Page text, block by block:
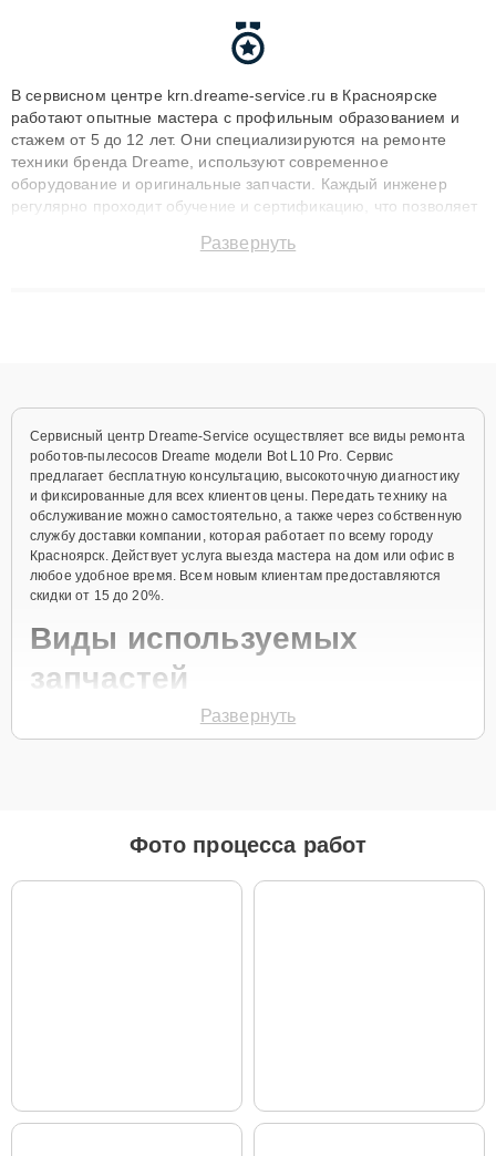
В сервисном центре krn.dreame-service.ru в Красноярске
работают опытные мастера с профильным образованием и
стажем от 5 до 12 лет. Они специализируются на ремонте
техники бренда Dreame, используют современное
оборудование и оригинальные запчасти. Каждый инженер
регулярно проходит обучение и сертификацию, что позволяет
технику с сохранением гарантии до 3 лет. Наши мастера
Развернуть
Сервисный центр Dreame-Service осуществляет все виды ремонта
роботов-пылесосов Dreame модели Bot L10 Pro. Сервис
предлагает бесплатную консультацию, высокоточную диагностику
и фиксированные для всех клиентов цены. Передать технику на
обслуживание можно самостоятельно, а также через собственную
службу доставки компании, которая работает по всему городу
Красноярск. Действует услуга выезда мастера на дом или офис в
любое удобное время. Всем новым клиентам предоставляются
скидки от 15 до 20%.
Виды используемых
запчастей
Для ремонта робота-пылесоса модели Bot L10 Pro предлагаются
Как определиться с выбором запчастей:
Если устройство свежей модели и есть планы на
высококачественные запчасти, будь это 100% оригинал, или
надежные аналоги проверенных и зарекомендовавших себя
Развернуть
Фото процесса работ